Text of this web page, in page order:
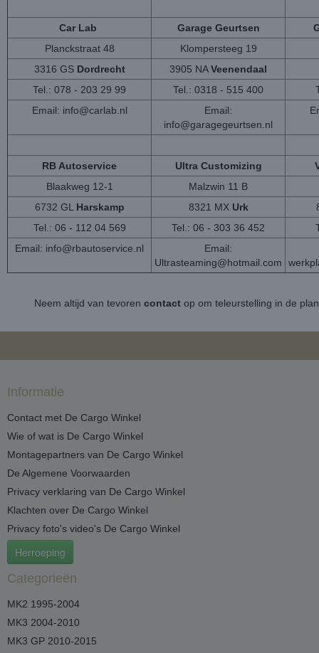
Car Lab Garage Geurtsen
Planckstraat 48
Klompersteeg 19
3316 GS Dordrecht 3905 NAVeenendaal
Tel.: 078 - 203 29 99
Tel.: 0318 - 515 400
Email: info@carlab.nl
Email:
info@garagegeurtsen.nl
RB Autoservice Ultra Customizing
Blaakweg 12-1
Malzwin 11 B
6732 GL Harskamp 8321 MX Urk
Tel.: 06 - 112 04 569
Tel.: 06 - 303 36 452
Email: info@rbautoservice.nl
Email:
Ultrasteaming@hotmail.com
Neem altijd van tevoren contactop om teleurstelling in de
Informatie
Contact met De Cargo Winkel
Wie of wat is De Cargo Winkel
Montagepartners van De Cargo Winkel
De Algemene Voorwaarden
Privacy verklaring van De Cargo Winkel
Klachten over De Cargo Winkel
Privacy foto's video's De Cargo Winkel
Herroeping
Categorieën
MK2 1995-2004
MK3 2004-2010
MK3 GP 2010-2015